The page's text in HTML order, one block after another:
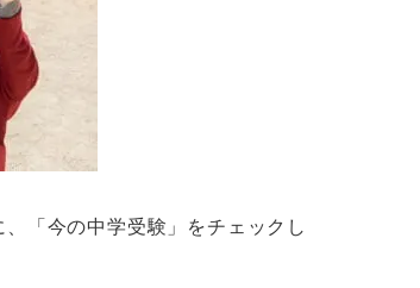
「今の中学受験」をチェックし